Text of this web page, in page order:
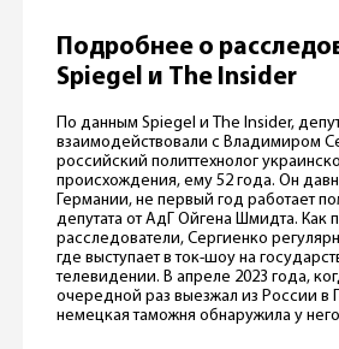
Подробнее о
Spiegel и The Insider
По данным Spiegel и The Insider,
взаимодействовали с Владимиром
российский политтехнолог
происхождения, ему 52 года. Он
Германии, не первый год работает
депутата от АдГ Ойгена Шмидта. Как
расследователи, Сергиенко
где выступает в ток-шоу на
телевидении. В апреле 2023 года,
очередной раз выезжал из России в
немецкая таможня обнаружила у